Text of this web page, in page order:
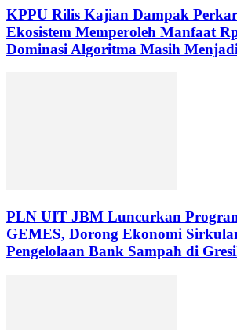
KPPU Rilis Kajian Dampak
Ekosistem Memperoleh Manfaat
Dominasi Algoritma Masih
PLN UIT JBM Luncurkan
GEMES, Dorong Ekonomi
Pengelolaan Bank Sampah di